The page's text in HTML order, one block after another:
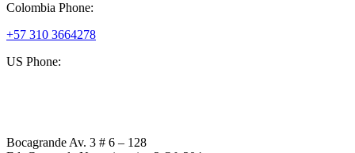
Colombia Phone:
+57 310 3664278
US Phone:
Bocagrande Av. 3 # 6 – 128